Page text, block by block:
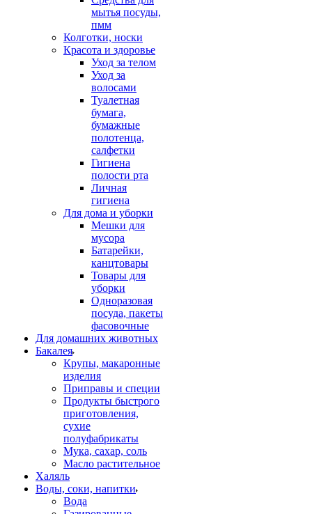
мытья посуды,
пмм
Колготки, носки
Красота и здоровье
Уход за телом
Уход за
волосами
Туалетная
бумага,
бумажные
полотенца,
салфетки
Гигиена
полости рта
Личная
гигиена
Для дома и уборки
Мешки для
мусора
Батарейки,
канцтовары
Товары для
уборки
Одноразовая
посуда, пакеты
фасовочные
Для домашних животных
Бакалея
Крупы, макаронные
изделия
Приправы и специи
Продукты быстрого
приготовления,
сухие
полуфабрикаты
Мука, сахар, соль
Масло растительное
Халяль
Воды, соки, напитки
Вода